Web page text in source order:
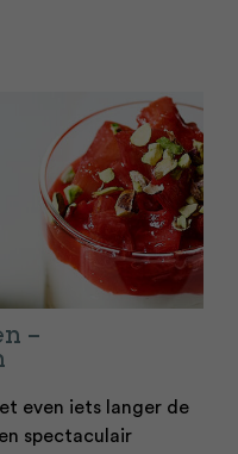
–
even iets langer de
spectaculair